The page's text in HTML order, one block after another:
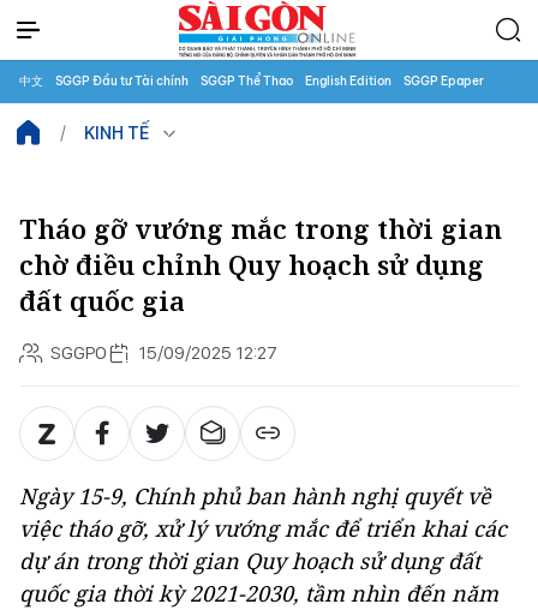
中文 SGGP Đầu tư Tài chính SGGP Thể Thao English Edition SGGP Epaper
KINH TẾ
Tháo gỡ vướng mắc trong thời gian
chờ điều chỉnh Quy hoạch sử dụng
đất quốc gia
SGGPO 15/09/2025 12:27
Ngày 15-9, Chính phủ ban hành nghị quyết về
việc tháo gỡ, xử lý vướng mắc để triển khai các
dự án trong thời gian Quy hoạch sử dụng đất
quốc gia thời kỳ 2021-2030, tầm nhìn đến năm